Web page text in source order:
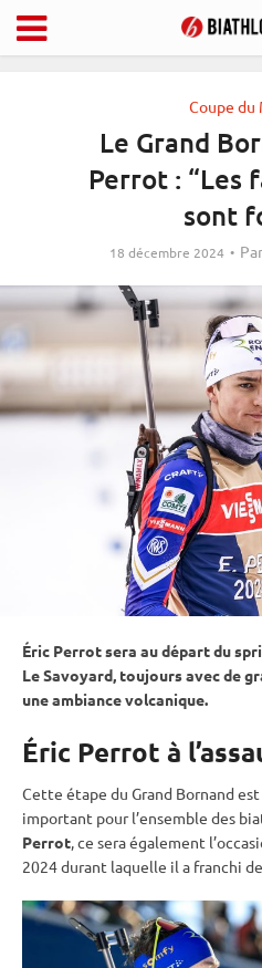
Coupe du
Le Grand
Perrot : “Les
sont
18 décembre 2024 Par
Éric Perrot sera au départ du
Le Savoyard, toujours avec de
une ambiance volcanique.
Éric Perrot à
Cette étape du Grand Bornand
important pour l’ensemble des
Perrot, ce sera également
2024 durant laquelle il a franchi